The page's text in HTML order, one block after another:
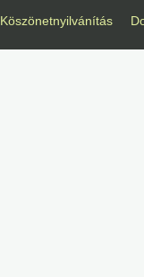
Köszönetnyilvánítás